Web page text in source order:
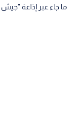
ما جاء عبر إذاعة "جيش